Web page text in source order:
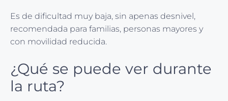
Es de dificultad muy baja, sin apenas desnivel,
recomendada para familias, personas mayores y
con movilidad reducida.
¿Qué se puede ver durante
la ruta?